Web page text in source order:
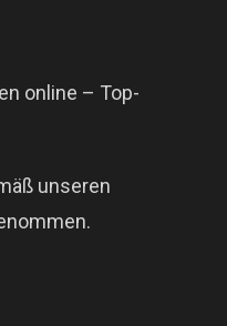
online – Top-
unseren